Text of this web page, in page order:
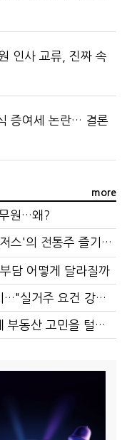
인사 교류, 진짜 속
증여세 논란… 결론
more
원…왜?
막걸리를 하이볼처럼?…'주(酒)벤저스'의 전통주 즐기는 법
담 어떻게 달라질까
1주택자도 양도세 최대 6.3배 차이…"실거주 요건 강화하자"
"어떤 건물을 팔까요"…세무사에게 부동산 고민을 털어놓는 이유